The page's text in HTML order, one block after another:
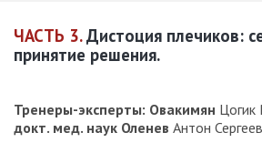
ЧАСТЬ 3.Дистоция плечиков:
принятие решения.
Тренеры-эксперты: Овакимян Цогик
докт. мед. наук Оленев Антон